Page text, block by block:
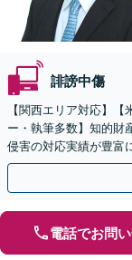
誹謗中傷
【関西エリア対応】
ー・執筆多数】知的財
侵害の対応実績が豊富
お気軽にご相談くださ
電話でお問